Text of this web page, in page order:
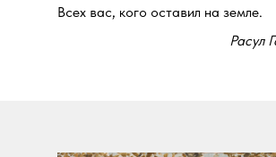
Всех вас, кого оставил на земле.
Расул